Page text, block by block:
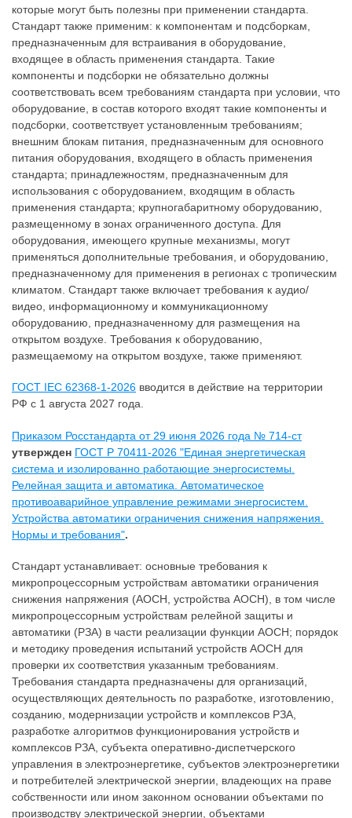
которые могут быть полезны при применении стандарта.
Стандарт также применим: к компонентам и подсборкам,
предназначенным для встраивания в оборудование,
входящее в область применения стандарта. Такие
компоненты и подсборки не обязательно должны
соответствовать всем требованиям стандарта при условии, что
оборудование, в состав которого входят такие компоненты и
подсборки, соответствует установленным требованиям;
внешним блокам питания, предназначенным для основного
питания оборудования, входящего в область применения
стандарта; принадлежностям, предназначенным для
использования с оборудованием, входящим в область
применения стандарта; крупногабаритному оборудованию,
размещенному в зонах ограниченного доступа. Для
оборудования, имеющего крупные механизмы, могут
применяться дополнительные требования, и оборудованию,
предназначенному для применения в регионах с тропическим
климатом. Стандарт также включает требования к аудио/
видео, информационному и коммуникационному
оборудованию, предназначенному для размещения на
открытом воздухе. Требования к оборудованию,
размещаемому на открытом воздухе, также применяют.
ГОСТ IEC 62368-1-2026 вводится в действие на территории
РФ с 1 августа 2027 года.
Приказом Росстандарта от 29 июня 2026 года № 714-ст
утвержден ГОСТ Р 70411-2026 "Единая энергетическая
система и изолированно работающие энергосистемы.
Релейная защита и автоматика. Автоматическое
противоаварийное управление режимами энергосистем.
Устройства автоматики ограничения снижения напряжения.
Нормы и требования".
Стандарт устанавливает: основные требования к
микропроцессорным устройствам автоматики ограничения
снижения напряжения (АОСН, устройства АОСН), в том числе
микропроцессорным устройствам релейной защиты и
автоматики (РЗА) в части реализации функции АОСН; порядок
и методику проведения испытаний устройств АОСН для
проверки их соответствия указанным требованиям.
Требования стандарта предназначены для организаций,
осуществляющих деятельность по разработке, изготовлению,
созданию, модернизации устройств и комплексов РЗА,
разработке алгоритмов функционирования устройств и
комплексов РЗА, субъекта оперативно-диспетчерского
управления в электроэнергетике, субъектов электроэнергетики
и потребителей электрической энергии, владеющих на праве
собственности или ином законном основании объектами по
производству электрической энергии, объектами